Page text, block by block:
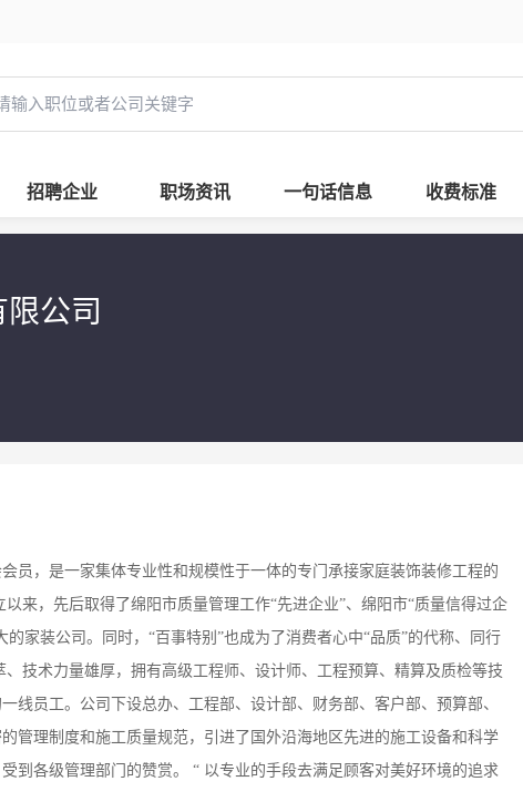
招聘企业 职场资讯 一句话信息 收费标准
公司
，是一家集体专业性和规模性于一体的专门承接家庭装饰装修工程的
来，先后取得了绵阳市质量管理工作“先进企业”、绵阳市“质量信得过企
家装公司。同时，“百事特别”也成为了消费者心中“品质”的代称、同行
技术力量雄厚，拥有高级工程师、设计师、工程预算、精算及质检等技
线员工。公司下设总办、工程部、设计部、财务部、客户部、预算部、
管理制度和施工质量规范，引进了国外沿海地区先进的施工设备和科学
到各级管理部门的赞赏。 “ 以专业的手段去满足顾客对美好环境的追求